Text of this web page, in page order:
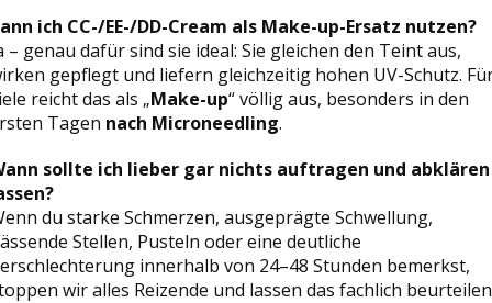
ich CC-/EE-/DD-Cream als Make-up-Ersatz nutzen?
– genau dafür sind sie ideal: Sie gleichen den Teint aus,
gepflegt und liefern gleichzeitig hohen UV-Schutz.
reicht das als „Make-up“ völlig aus, besonders in den
Tagen nach Microneedling.
sollte ich lieber gar nichts auftragen und abklären
du starke Schmerzen, ausgeprägte Schwellung,
Stellen, Pusteln oder eine deutliche
innerhalb von 24–48 Stunden bemerkst,
wir alles Reizende und lassen das fachlich